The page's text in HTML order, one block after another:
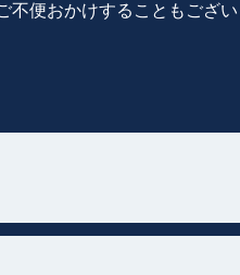
不便おかけすることもござ